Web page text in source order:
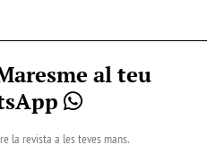
al teu
la revista a les teves mans.